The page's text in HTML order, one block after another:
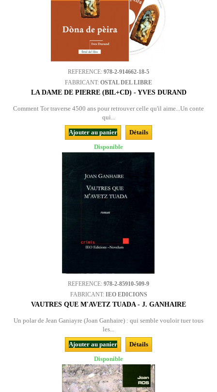
REFERENCE: 978-2-914662-18-5
FABRICANT: OSTAL DEL LIBRE
LA DAME DE PIERRE (BIL+CD) - YVES DURAND
Comment Tor traverse 4500 ans pour retrouver celle qu'il aime...Un conte
qui...
Ajouter au panier
Détails
Disponible
REFERENCE: 978-2-85910-509-9
FABRICANT: IEO EDICIONS
VAUTRES QUE M'AVETZ TUADA - J. GANHAIRE
Un polar de Jean Ganiayre (Joan Ganhaire) : qui semble vouloir tuer tous
les...
Ajouter au panier
Détails
Disponible